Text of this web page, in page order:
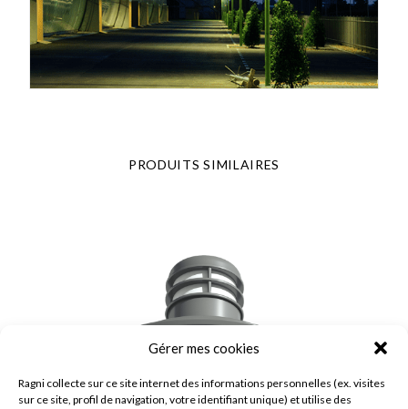
Gérer mes cookies
Ragni collecte sur ce site internet des informations personnelles (ex. visites
sur ce site, profil de navigation, votre identifiant unique) et utilise des
PRODUITS SIMILAIRES